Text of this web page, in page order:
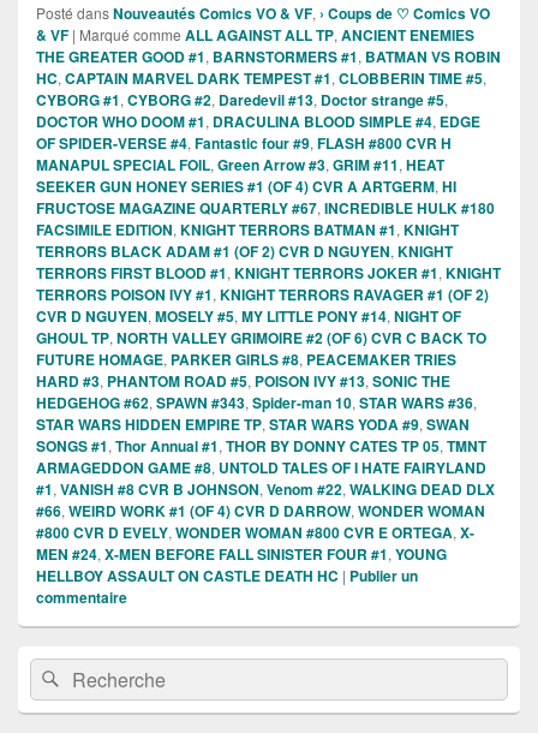
Posté dansNouveautés Comics VO & VF, › Coups de ♡ Comics VO
& VF | Marqué comme ALL AGAINST ALL TP, ANCIENT ENEMIES
THE GREATER GOOD #1, BARNSTORMERS #1, BATMAN VS ROBIN
HC, CAPTAIN MARVEL DARK TEMPEST #1, CLOBBERIN TIME #5,
CYBORG #1, CYBORG #2, Daredevil #13, Doctor strange #5,
DOCTOR WHO DOOM #1, DRACULINA BLOOD SIMPLE #4, EDGE
OF SPIDER-VERSE #4, Fantastic four #9, FLASH #800 CVR H
MANAPUL SPECIAL FOIL, Green Arrow #3, GRIM #11, HEAT
SEEKER GUN HONEY SERIES #1 (OF 4) CVR A ARTGERM, HI
FRUCTOSE MAGAZINE QUARTERLY #67, INCREDIBLE HULK #180
FACSIMILE EDITION, KNIGHT TERRORS BATMAN #1, KNIGHT
TERRORS BLACK ADAM #1 (OF 2) CVR D NGUYEN, KNIGHT
TERRORS FIRST BLOOD #1, KNIGHT TERRORS JOKER #1, KNIGHT
TERRORS POISON IVY #1, KNIGHT TERRORS RAVAGER #1 (OF 2)
CVR D NGUYEN, MOSELY #5, MY LITTLE PONY #14, NIGHT OF
GHOUL TP, NORTH VALLEY GRIMOIRE #2 (OF 6) CVR C BACK TO
FUTURE HOMAGE, PARKER GIRLS #8, PEACEMAKER TRIES
HARD #3, PHANTOM ROAD #5, POISON IVY #13, SONIC THE
HEDGEHOG #62, SPAWN #343, Spider-man 10, STAR WARS #36,
STAR WARS HIDDEN EMPIRE TP, STAR WARS YODA #9, SWAN
SONGS #1, Thor Annual #1, THOR BY DONNY CATES TP 05, TMNT
ARMAGEDDON GAME #8, UNTOLD TALES OF I HATE FAIRYLAND
#1, VANISH #8 CVR B JOHNSON, Venom #22, WALKING DEAD DLX
#66, WEIRD WORK #1 (OF 4) CVR D DARROW, WONDER WOMAN
#800 CVR D EVELY, WONDER WOMAN #800 CVR E ORTEGA, X-
MEN #24, X-MEN BEFORE FALL SINISTER FOUR #1, YOUNG
HELLBOY ASSAULT ON CASTLE DEATH HC | Publier un
commentaire
Zone
principale
de
widget
Recherche :Rechercher